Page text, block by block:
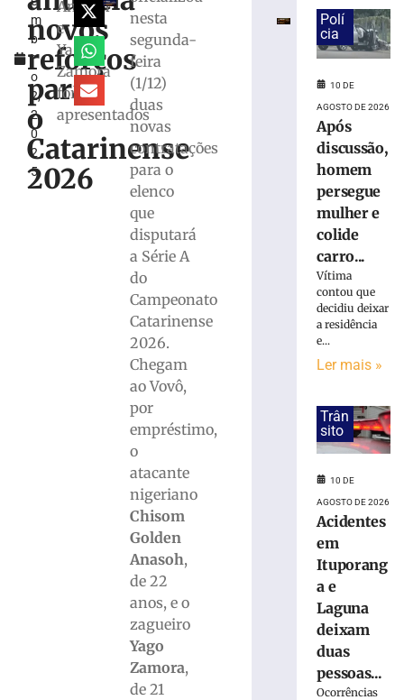
m
b
r
o
2,
2
0
2
5
novos
reforços
para
o
Catarinense
2026
Anasoh
e
Yago
Zamora
foram
apresentados
nesta
segunda-
feira
(1/12)
duas
novas
contratações
para o
elenco
que
disputará
a Série A
do
Campeonato
Catarinense
2026.
Chegam
ao Vovô,
por
empréstimo,
o
atacante
nigeriano
Chisom
Golden
Anasoh,
de 22
anos, e o
zagueiro
Yago
Zamora,
de 21
Ciclística
Cidade
Brusque
promete
reunir
atletas
Brasil
perde
deixa
liderança
Polí
cia
10 DE
AGOSTO DE 2026
Após
discussão,
homem
persegue
mulher e
colide
carro...
Vítima
contou que
decidiu deixar
a residência
e...
Ler mais »
Trân
sito
10 DE
AGOSTO DE 2026
Acidentes
em
Ituporang
a e
Laguna
deixam
duas
pessoas...
Ocorrências